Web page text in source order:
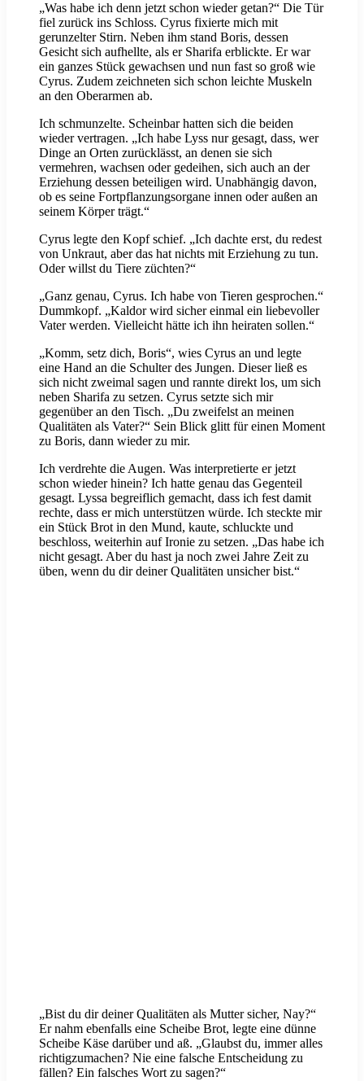
„Was habe ich denn jetzt schon wieder getan?“ Die Tür
fiel zurück ins Schloss. Cyrus fixierte mich mit
gerunzelter Stirn. Neben ihm stand Boris, dessen
Gesicht sich aufhellte, als er Sharifa erblickte. Er war
ein ganzes Stück gewachsen und nun fast so groß wie
Cyrus. Zudem zeichneten sich schon leichte Muskeln
an den Oberarmen ab.
Ich schmunzelte. Scheinbar hatten sich die beiden
wieder vertragen. „Ich habe Lyss nur gesagt, dass, wer
Dinge an Orten zurücklässt, an denen sie sich
vermehren, wachsen oder gedeihen, sich auch an der
Erziehung dessen beteiligen wird. Unabhängig davon,
ob es seine Fortpflanzungsorgane innen oder außen an
seinem Körper trägt.“
Cyrus legte den Kopf schief. „Ich dachte erst, du redest
von Unkraut, aber das hat nichts mit Erziehung zu tun.
Oder willst du Tiere züchten?“
„Ganz genau, Cyrus. Ich habe von Tieren gesprochen.“
Dummkopf. „Kaldor wird sicher einmal ein liebevoller
Vater werden. Vielleicht hätte ich ihn heiraten sollen.“
„Komm, setz dich, Boris“, wies Cyrus an und legte
eine Hand an die Schulter des Jungen. Dieser ließ es
sich nicht zweimal sagen und rannte direkt los, um sich
neben Sharifa zu setzen. Cyrus setzte sich mir
gegenüber an den Tisch. „Du zweifelst an meinen
Qualitäten als Vater?“ Sein Blick glitt für einen Moment
zu Boris, dann wieder zu mir.
Ich verdrehte die Augen. Was interpretierte er jetzt
schon wieder hinein? Ich hatte genau das Gegenteil
gesagt. Lyssa begreiflich gemacht, dass ich fest damit
rechte, dass er mich unterstützen würde. Ich steckte mir
ein Stück Brot in den Mund, kaute, schluckte und
beschloss, weiterhin auf Ironie zu setzen. „Das habe ich
nicht gesagt. Aber du hast ja noch zwei Jahre Zeit zu
üben, wenn du dir deiner Qualitäten unsicher bist.“
„Bist du dir deiner Qualitäten als Mutter sicher, Nay?“
Er nahm ebenfalls eine Scheibe Brot, legte eine dünne
Scheibe Käse darüber und aß. „Glaubst du, immer alles
richtigzumachen? Nie eine falsche Entscheidung zu
fällen? Ein falsches Wort zu sagen?“